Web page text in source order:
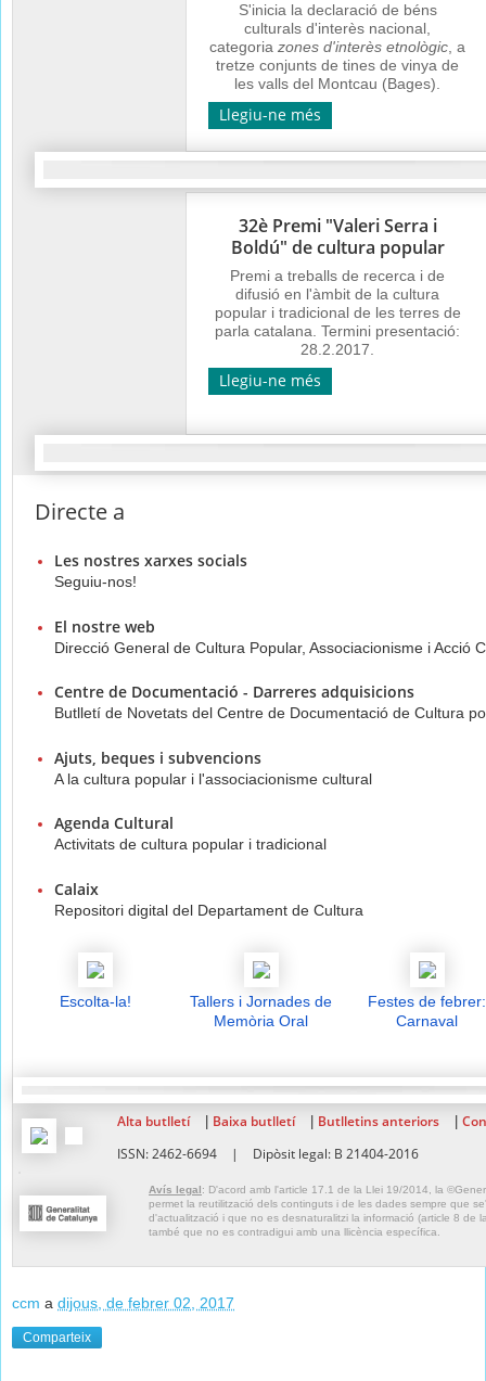
S'inicia la declaració de béns
culturals d'interès nacional,
categoria zones d'interès etnològic , a
tretze conjunts de tines de vinya de
les valls del Montcau (Bages).
Llegiu-ne més
32è Premi "Valeri Serra i
Boldú" de cultura popular
Premi a treballs de recerca i de
difusió en l'àmbit de la cultura
popular i tradicional de les terres de
parla catalana. Termini presentació:
28.2.2017.
Llegiu-ne més
Directe a
Les nostres xarxes socials
Seguiu-nos!
El nostre web
Direcció General de Cultura Popular, Associacionisme i Acció
Centre de Documentació - Darreres adquisicions
Butlletí de Novetats del Centre de Documentació de Cultura
Ajuts, beques i subvencions
A la cultura popular i l'associacionisme cultural
Agenda Cultural
Activitats de cultura popular i tradicional
Calaix
Repositori digital del Departament de Cultura
Escolta-la!
Tallers i Jornades de
Memòria Oral
Festes de febrer:
Carnaval
Alta butlletí Baixa butlletí Butlletins anteriors
ISSN: 2462-6694
| Dipòsit legal: B 21404-2016
Avís legal: D'acord amb l'article 17.1 de la Llei 19/2014, la
permet la reutilització dels continguts i de les dades sempre que
d'actualització i que no es desnaturalitzi la informació (article 8 de
també que no es contradigui amb una llicència específica.
ccm a dijous, de febrer 02, 2017
Comparteix